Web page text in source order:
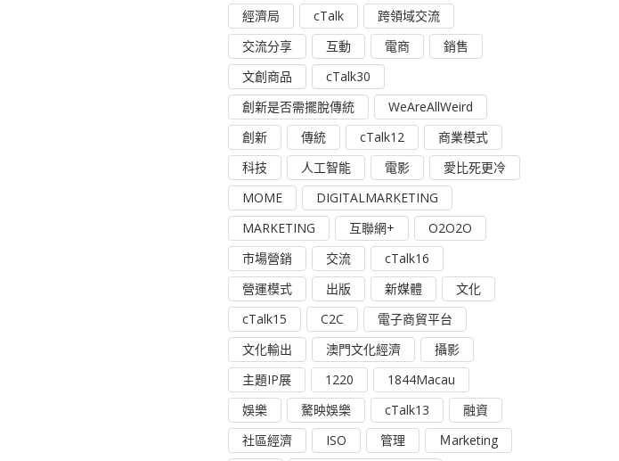
經濟局
cTalk
跨領域交流
交流分享
互動 電商
銷售
文創商品
cTalk30
創新是否需擺脫傳統
WeAreAllWeird
創新
傳統 cTalk12
商業模式
科技
人工智能 電影
愛比死更冷
MOME
DIGITALMARKETING
MARKETING
互聯網+
O2O2O
市場營銷
交流
cTalk16
營運模式
出版 新媒體
文化
cTalk15
C2C
電子商貿平台
文化輸出
澳門文化經濟
攝影
主題IP展
1220
1844Macau
娛樂
驁映娛樂 cTalk13
融資
社區經濟
ISO 管理
Ｍarketing